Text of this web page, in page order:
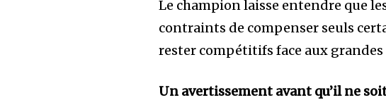
Le champion laisse entendre que
contraints de compenser seuls
rester compétitifs face aux
Un avertissement avant qu’il ne